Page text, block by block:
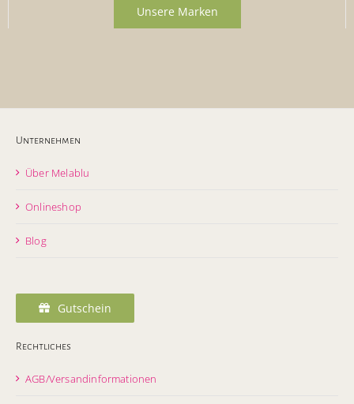
Unsere Marken
Unternehmen
Über Melablu
Onlineshop
Blog
Gutschein
Rechtliches
AGB/Versandinformationen